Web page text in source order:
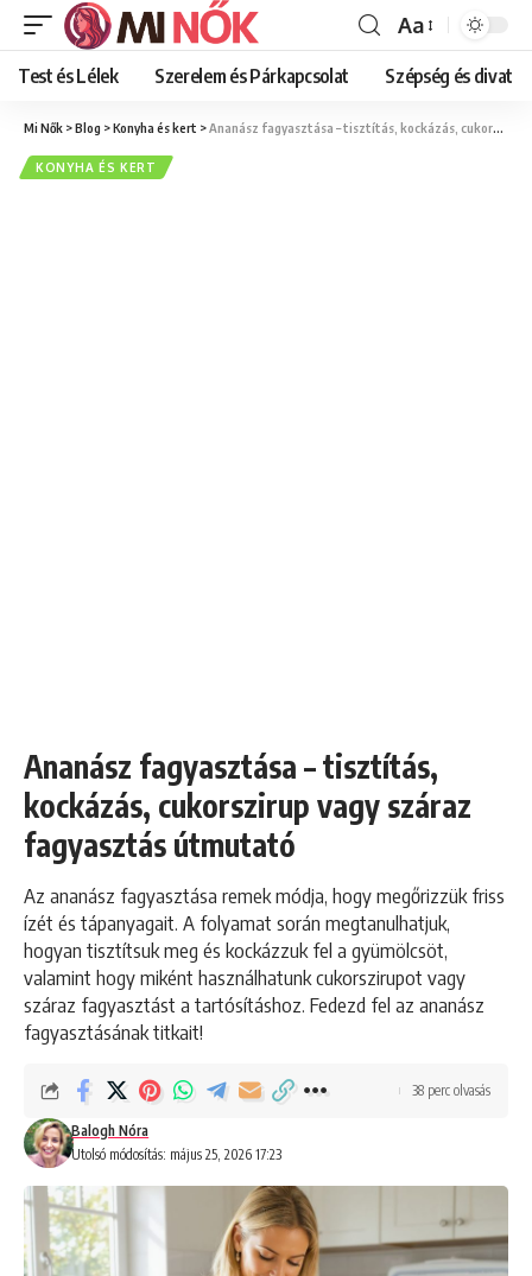
Font
Resizer
Aa
Test és Lélek Szerelem és Párkapcsolat Szépség és divat
Mi Nők >Blog >Konyha és kert >Ananász fagyasztása – tisztítás, kockázás, cukorszirup vagy száraz fagyasztás útmutató
KONYHA ÉS KERT
Ananász fagyasztása – tisztítás,
kockázás, cukorszirup vagy száraz
fagyasztás útmutató
Az ananász fagyasztása remek módja, hogy megőrizzük friss
ízét és tápanyagait. A folyamat során megtanulhatjuk,
hogyan tisztítsuk meg és kockázzuk fel a gyümölcsöt,
valamint hogy miként használhatunk cukorszirupot vagy
száraz fagyasztást a tartósításhoz. Fedezd fel az ananász
fagyasztásának titkait!
Utolsó módosítás: május 25, 2026 17:23
Balogh Nóra
38 perc olvasás